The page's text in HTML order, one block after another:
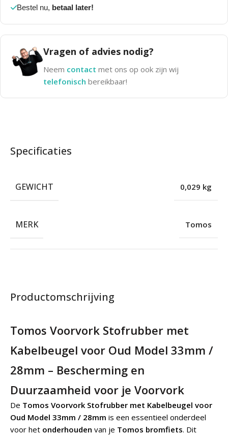
Bestel nu, betaal later!
Vragen of advies nodig?
Neem contact met ons op ook zijn wij
telefonisch bereikbaar!
Productomschrijving
Tomos Voorvork Stofrubber met
Kabelbeugel voor Oud Model 33mm /
28mm – Bescherming en
Duurzaamheid voor je Voorvork
De Tomos Voorvork Stofrubber met Kabelbeugel voor
Oud Model 33mm / 28mm is een essentieel onderdeel
voor het onderhouden van je Tomos bromfiets. Dit
Specificaties
GEWICHT 0,029 kg
MERK Tomos